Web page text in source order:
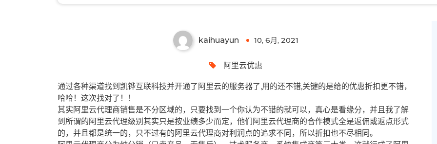
kaihuayun 10, 6月, 2021
阿里云优惠
通过各种渠道找到凯铧互联科技并开通了阿里云的服务器了,用的还不错,关键的是给的优惠折扣更不错，
哈哈！这次找对了！！
其实阿里云代理商销售是不分区域的，只要找到一个你认为不错的就可以，真心是看缘分，并且我了解
到所谓的阿里云代理级别其实只是按业绩多少而定，他们阿里云代理商的合作模式全是返佣或返点形式
的，并且都是统一的，只不过有的阿里云代理商对利润点的追求不同，所以折扣也不尽相同。